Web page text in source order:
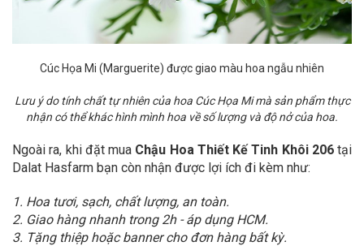
Cúc Họa Mi (Marguerite) được giao màu hoa ngẫu nhiên
Lưu ý do tính chất tự nhiên của hoa Cúc Họa Mi mà sản phẩm thực
nhận có thể khác hình mình hoa về số lượng và độ nở của hoa.
Ngoài ra, khi đặt mua Chậu Hoa Thiết Kế Tinh Khôi 206 tại
Dalat Hasfarm bạn còn nhận được lợi ích đi kèm như:
1. Hoa tươi, sạch, chất lượng, an toàn.
2. Giao hàng nhanh trong 2h - áp dụng HCM.
3. Tặng thiệp hoặc banner cho đơn hàng bất kỳ.